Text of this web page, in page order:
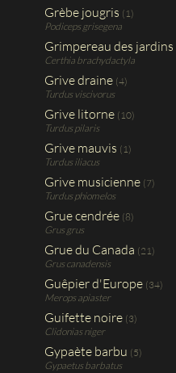
Grèbe jougris (1)
Podiceps grisegena
Grimpereau des jardins
Certhia brachydactyla
Grive draine (4)
Turdus viscivorus
Grive litorne (10)
Turdus pilaris
Grive mauvis (1)
Turdus iliacus
Grive musicienne (7)
Turdus phiomelos
Grue cendrée (8)
Grus grus
Grue du Canada (21)
Grus canadensis
Guêpier d'Europe (34)
Merops apiaster
Guifette noire (3)
Clidonias niger
Gypaète barbu (5)
Gypaetus barbatus